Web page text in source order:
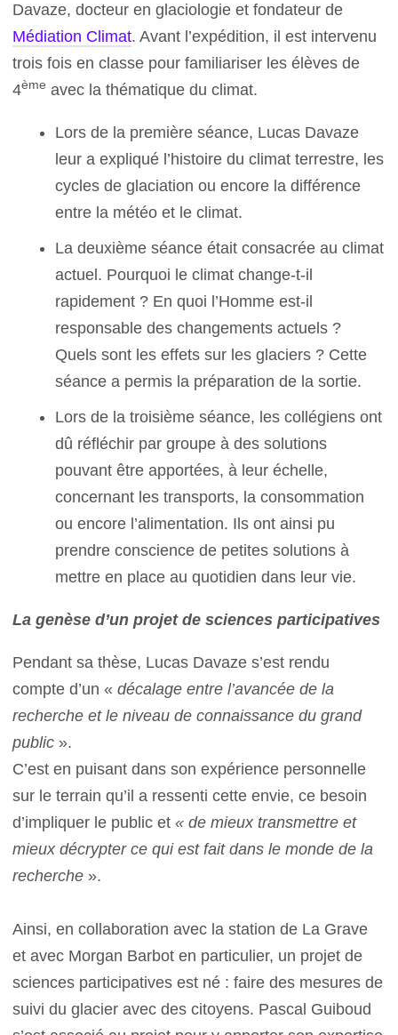
Davaze, docteur en glaciologie et fondateur de
Médiation Climat. Avant l’expédition, il est intervenu
trois fois en classe pour familiariser les élèves de
4ème avec la thématique du climat.
Lors de la première séance, Lucas Davaze
leur a expliqué l’histoire du climat terrestre, les
cycles de glaciation ou encore la différence
entre la météo et le climat.
La deuxième séance était consacrée au climat
actuel. Pourquoi le climat change-t-il
rapidement ? En quoi l’Homme est-il
responsable des changements actuels ?
Quels sont les effets sur les glaciers ? Cette
séance a permis la préparation de la sortie.
Lors de la troisième séance, les collégiens ont
dû réfléchir par groupe à des solutions
pouvant être apportées, à leur échelle,
concernant les transports, la consommation
ou encore l’alimentation. Ils ont ainsi pu
prendre conscience de petites solutions à
mettre en place au quotidien dans leur vie.
La genèse d’un projet de sciences participatives
Pendant sa thèse, Lucas Davaze s’est rendu
compte d’un «décalage entre l’avancée de la
recherche et le niveau de connaissance du grand
public ».
C’est en puisant dans son expérience personnelle
sur le terrain qu’il a ressenti cette envie, ce besoin
d’impliquer le public et« de mieux transmettre et
mieux décrypter ce qui est fait dans le monde de la
recherche ».
Ainsi, en collaboration avec la station de La Grave
et avec Morgan Barbot en particulier, un projet de
sciences participatives est né : faire des mesures de
suivi du glacier avec des citoyens. Pascal Guiboud